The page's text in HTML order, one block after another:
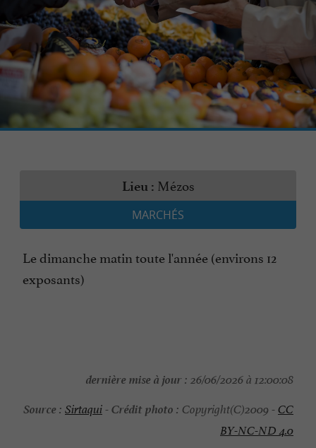
Lieu : Mézos
MARCHÉS
Le dimanche matin toute l'année (environs 12
exposants)
dernière mise à jour : 26/06/2026 à 12:00:08
Source : Sirtaqui-Crédit photo : Copyright(C)2009 -CC
BY-NC-ND 4.0